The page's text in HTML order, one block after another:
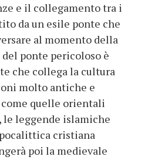
e il collegamento tra i
da un esile ponte che
al momento della
ponte pericoloso è
che collega la cultura
molto antiche e
quelle orientali
le leggende islamiche
cristiana
poi la medievale